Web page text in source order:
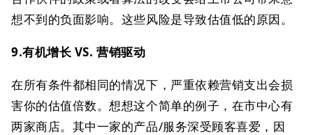
想不到的负面影响。这些风险是导致估值低的原因。
9.有机增长 VS. 营销驱动
在所有条件都相同的情况下，严重依赖营销支出会损
害你的估值倍数。想想这个简单的例子，在市中心有
两家商店。其中一家的产品/服务深受顾客喜爱，因